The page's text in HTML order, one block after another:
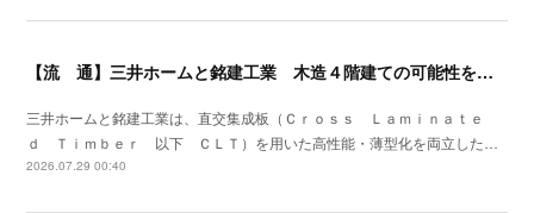
【流 通】三井ホームと銘建工業 木造４階建ての可能性を広げる遮音床構造を開発
三井ホームと銘建工業は、直交集成板（Ｃｒｏｓｓ Ｌａｍｉｎａｔｅ
ｄ Ｔｉｍｂｅｒ 以下 ＣＬＴ）を用いた高性能・薄型化を両立した…
2026.07.29 00:40